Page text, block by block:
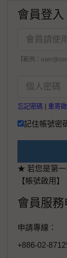
會員登入
【範例：
忘記密碼 重寄
記住帳號密
★ 若您是第一
【帳號啟用】
會員服務
申請專線：
+886-02-